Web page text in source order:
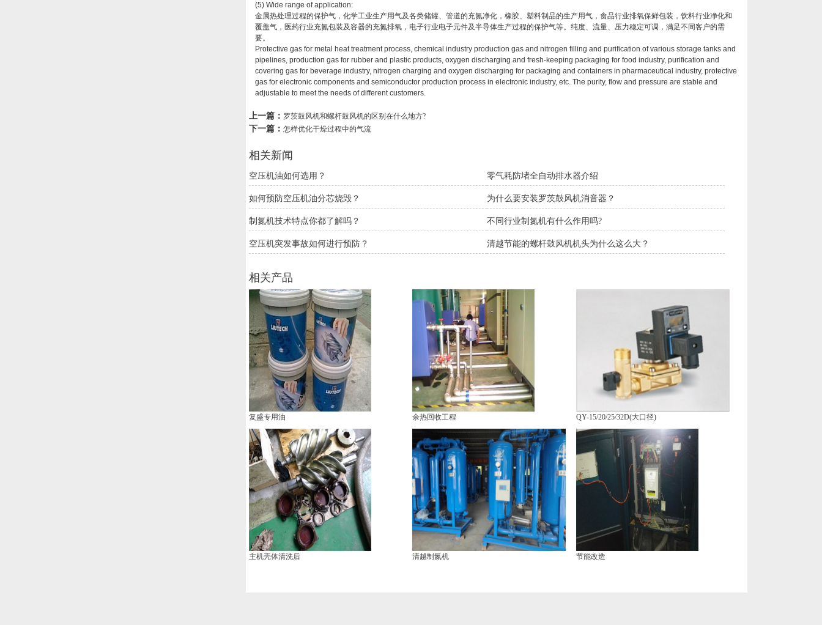
(5) Wide range of application:
金属热处理过程的保护气，化学工业生产用气及各类储罐、管道的充氮净化，橡胶、塑料制品的生产用气，食品行业排氧保鲜包装，饮料行业净化和
覆盖气，医药行业充氮包装及容器的充氮排氧，电子行业电子元件及半导体生产过程的保护气等。纯度、流量、压力稳定可调，满足不同客户的需
要。
Protective gas for metal heat treatment process, chemical industry production gas and nitrogen filling and purification of various storage tanks and
pipelines, production gas for rubber and plastic products, oxygen discharging and fresh-keeping packaging for food industry, purification and
covering gas for beverage industry, nitrogen charging and oxygen discharging for packaging and containers in pharmaceutical industry, protective
gas for electronic components and semiconductor production process in electronic industry, etc. The purity, flow and pressure are stable and
adjustable to meet the needs of different customers.
上一篇： 罗茨鼓风机和螺杆鼓风机的区别在什么地方?
下一篇： 怎样优化干燥过程中的气流
相关新闻
空压机油如何选用？ 零气耗防堵全自动排水器介绍
如何预防空压机油分芯烧毁？ 为什么要安装罗茨鼓风机消音器？
制氮机技术特点你都了解吗？ 不同行业制氮机有什么作用吗?
空压机突发事故如何进行预防？ 清越节能的螺杆鼓风机机头为什么这么大？
相关产品
复盛专用油 余热回收工程 QY-15/20/25/32D(大口径)
主机壳体清洗后 清越制氮机 节能改造